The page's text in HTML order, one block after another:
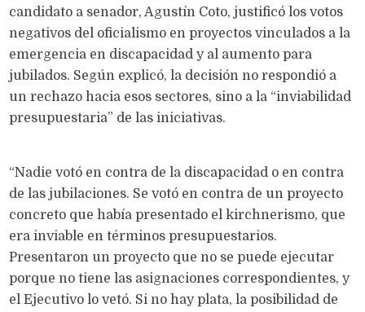
candidato a senador, Agustín Coto, justificó los votos
negativos del oficialismo en proyectos vinculados a la
emergencia en discapacidad y al aumento para
jubilados. Según explicó, la decisión no respondió a
un rechazo hacia esos sectores, sino a la “inviabilidad
presupuestaria” de las iniciativas.
“Nadie votó en contra de la discapacidad o en contra
de las jubilaciones. Se votó en contra de un proyecto
concreto que había presentado el kirchnerismo, que
era inviable en términos presupuestarios.
Presentaron un proyecto que no se puede ejecutar
porque no tiene las asignaciones correspondientes, y
el Ejecutivo lo vetó. Si no hay plata, la posibilidad de